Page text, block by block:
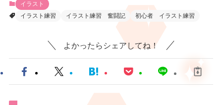
イラスト
イラスト練習
イラスト練習 奮闘記 初心者 イラスト練習
よかったらシェアしてね！